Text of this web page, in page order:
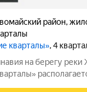
район,
кварталы», 4
на берегу